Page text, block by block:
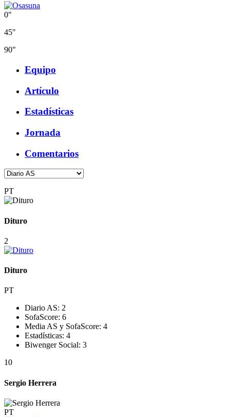
0"
45"
90"
Equipo
Artículo
Estadísticas
Jornada
Comentarios
PT
Dituro
2
Dituro
PT
Diario AS: 2
SofaScore: 6
Media AS y SofaScore: 4
Estadísticas: 4
Biwenger Social: 3
10
Sergio Herrera
PT